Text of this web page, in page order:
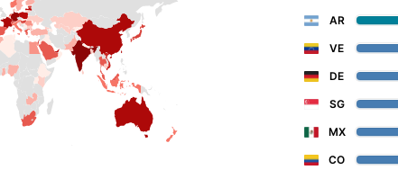
AR
VE
DE
SG
MX
CO